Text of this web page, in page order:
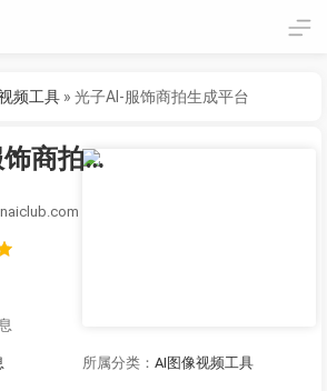
频工具 » 光子AI-服饰商拍生成平台
光子AI-服饰商拍生成平台
所属分类： AI图像视频工具